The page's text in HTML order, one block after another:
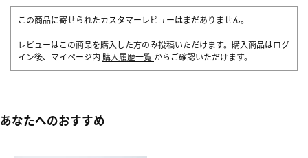
この商品に寄せられたカスタマーレビューはまだありません。
レビューはこの商品を購入した方のみ投稿いただけます。購入商品はログ
イン後、マイページ内 購入履歴一覧 からご確認いただけます。
あなたへのおすすめ